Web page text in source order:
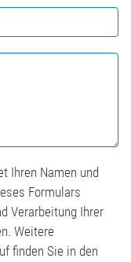
Ihren Namen und
Formulars
Verarbeitung Ihrer
Weitere
finden Sie in den